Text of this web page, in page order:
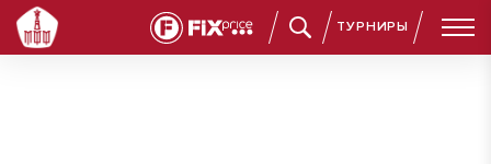
ТУРНИРЫ